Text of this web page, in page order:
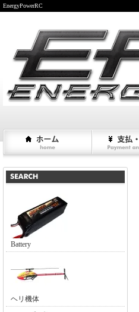
EnergyPowerRC
Battery
ヘリ機体